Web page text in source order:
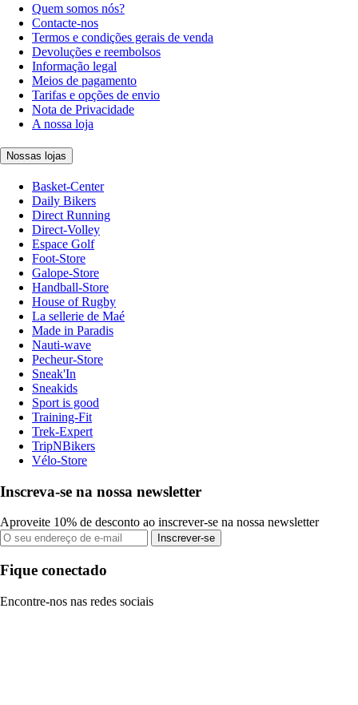
Quem somos nós?
Contacte-nos
Termos e condições gerais de venda
Devoluções e reembolsos
Informação legal
Meios de pagamento
Tarifas e opções de envio
Nota de Privacidade
A nossa loja
Nossas lojas
Basket-Center
Daily Bikers
Direct Running
Direct-Volley
Espace Golf
Foot-Store
Galope-Store
Handball-Store
House of Rugby
La sellerie de Maé
Made in Paradis
Nauti-wave
Pecheur-Store
Sneak'In
Sneakids
Sport is good
Training-Fit
Trek-Expert
TripNBikers
Vélo-Store
Inscreva-se na nossa newsletter
Aproveite 10% de desconto ao inscrever-se na nossa newsletter
Inscrever-se
Fique conectado
Encontre-nos nas redes sociais